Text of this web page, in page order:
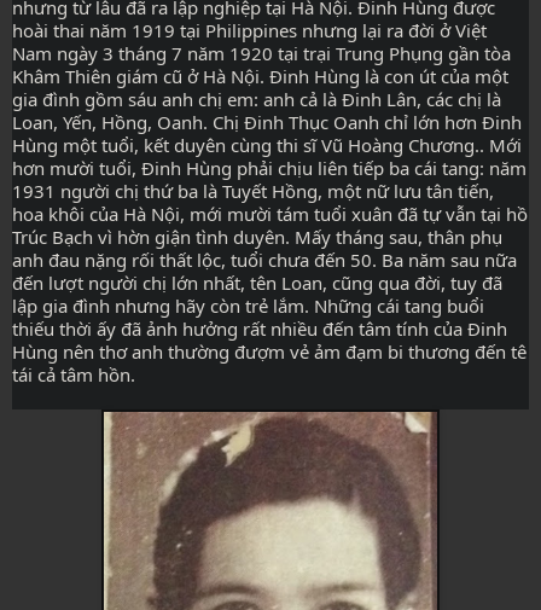
nhưng từ lâu đã ra lập nghiệp tại Hà Nội. Đinh Hùng được
hoài thai năm 1919 tại Philippines nhưng lại ra đời ở Việt
Nam ngày 3 tháng 7 năm 1920 tại trại Trung Phụng gần tòa
Khâm Thiên giám cũ ở Hà Nội. Đinh Hùng là con út của một
gia đình gồm sáu anh chị em: anh cả là Đinh Lân, các chị là
Loan, Yến, Hồng, Oanh. Chị Đinh Thục Oanh chỉ lớn hơn Đinh
Hùng một tuổi, kết duyên cùng thi sĩ Vũ Hoàng Chương.. Mới
hơn mười tuổi, Đinh Hùng phải chịu liên tiếp ba cái tang: năm
1931 người chị thứ ba là Tuyết Hồng, một nữ lưu tân tiến,
hoa khôi của Hà Nội, mới mười tám tuổi xuân đã tự vẫn tại hồ
Trúc Bạch vì hờn giận tình duyên. Mấy tháng sau, thân phụ
anh đau nặng rối thất lộc, tuổi chưa đến 50. Ba năm sau nữa
đến lượt người chị lớn nhất, tên Loan, cũng qua đời, tuy đã
lập gia đình nhưng hãy còn trẻ lắm. Những cái tang buổi
thiếu thời ấy đã ảnh hưởng rất nhiều đến tâm tính của Đinh
Hùng nên thơ anh thường đượm vẻ ảm đạm bi thương đến tê
tái cả tâm hồn.